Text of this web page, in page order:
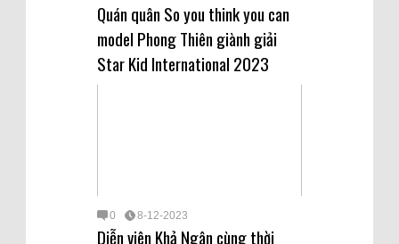
Quán quân So you think you can
model Phong Thiên giành giải
Star Kid International 2023
0 8-12-2023
Diễn viên Khả Ngân cùng thời